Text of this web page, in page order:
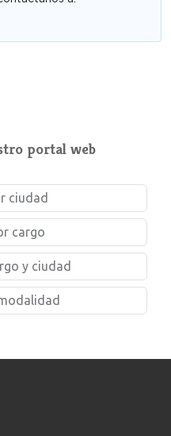
portal web
ciudad
cargo
y ciudad